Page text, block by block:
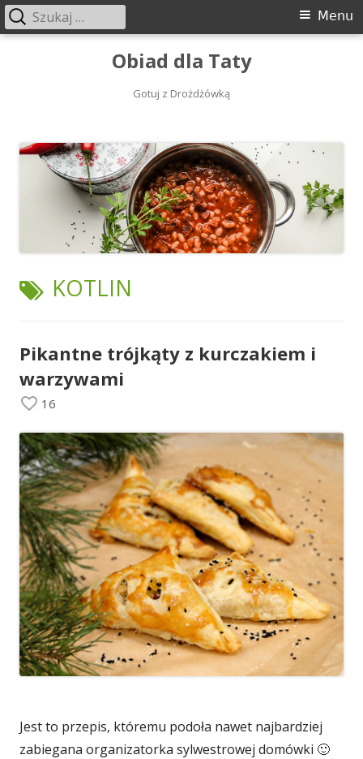
Obiad dla Taty
Gotuj z Drożdżówką
Menu
Menu
Szukaj:
TAGI:
KOTLIN
Pikantne trójkąty z kurczakiem i
warzywami
16
Jest to przepis, któremu podoła nawet najbardziej
zabiegana organizatorka sylwestrowej domówki 🙂